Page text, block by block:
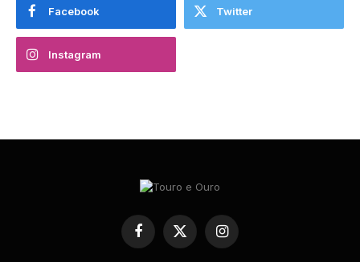
Facebook Twitter
Instagram
Facebook
X
(Twitter)
Instagram